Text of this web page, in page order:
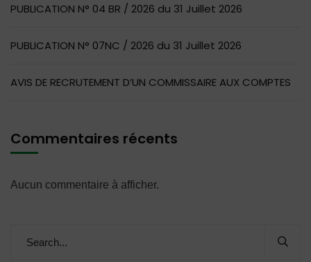
PUBLICATION N° 04 BR / 2026 du 31 Juillet 2026
PUBLICATION N° 07NC / 2026 du 31 Juillet 2026
AVIS DE RECRUTEMENT D’UN COMMISSAIRE AUX COMPTES
Commentaires récents
Aucun commentaire à afficher.